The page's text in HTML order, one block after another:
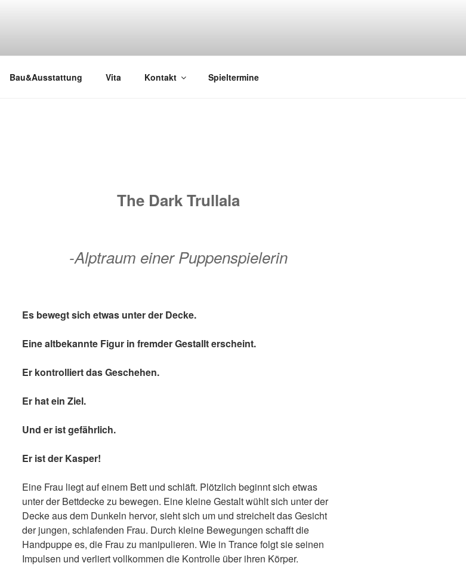
Bau&Ausstattung Vita Kontakt Spieltermine
The Dark Trullala
-Alptraum einer Puppenspielerin
Es bewegt sich etwas unter der Decke.
Eine altbekannte Figur in fremder Gestallt erscheint.
Er kontrolliert das Geschehen.
Er hat ein Ziel.
Und er ist gefährlich.
Er ist der Kasper!
Eine Frau liegt auf einem Bett und schläft. Plötzlich beginnt sich etwas
unter der Bettdecke zu bewegen. Eine kleine Gestalt wühlt sich unter der
Decke aus dem Dunkeln hervor, sieht sich um und streichelt das Gesicht
der jungen, schlafenden Frau. Durch kleine Bewegungen schafft die
Handpuppe es, die Frau zu manipulieren. Wie in Trance folgt sie seinen
Impulsen und verliert vollkommen die Kontrolle über ihren Körper.